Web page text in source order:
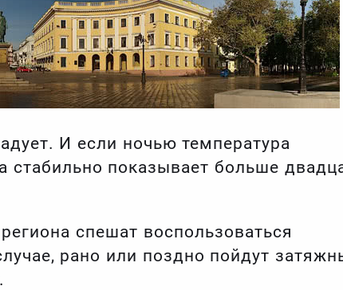
И если ночью температура
стабильно показывает больше
спешат воспользоваться
рано или поздно пойдут